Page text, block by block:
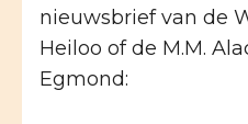
nieuwsbrief van de
Heiloo of de M.M.
Egmond: